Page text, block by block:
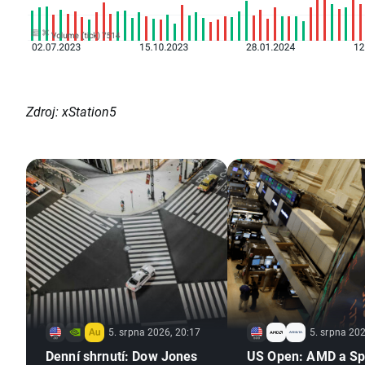
Zdroj: xStation5
5. srpna 2026, 20:17
Denní shrnutí: Dow Jones
5. srpna
US Open: AMD a